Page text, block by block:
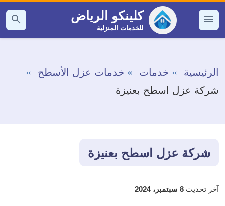
التجاوز
إلى القائمة
كلينكو الرياض
للخدمات المنزلية
بحث
عن
الرئيسية خدمات
خدمات عزل الأسطح
شركة عزل اسطح بعنيزة
شركة عزل اسطح بعنيزة
آخر تحديث 8 سبتمبر، 2024